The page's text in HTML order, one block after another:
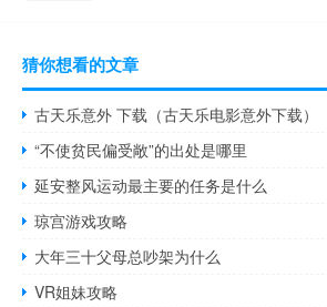
猜你想看的文章
古天乐意外 下载（古天乐电影意外下载）
“不使贫民偏受敞”的出处是哪里
延安整风运动最主要的任务是什么
琼宫游戏攻略
大年三十父母总吵架为什么
VR姐妹攻略